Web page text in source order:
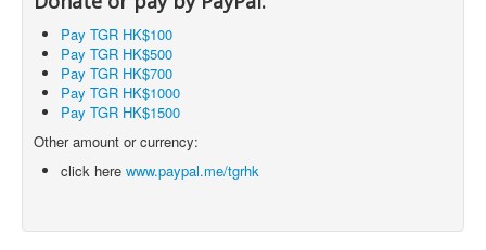
Pay TGR HK$100
Pay TGR HK$500
Pay TGR HK$700
Pay TGR HK$1000
Pay TGR HK$1500
Other amount or currency:
click here www.paypal.me/tgrhk